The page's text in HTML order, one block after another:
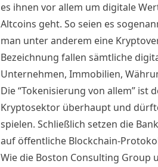
es ihnen vor allem um digitale
Altcoins geht. So seien es
man unter anderem eine
Bezeichnung fallen sämtliche
Unternehmen, Immobilien,
Die “Tokenisierung von allem” ist
Kryptosektor überhaupt und
spielen. Schließlich setzen die
auf öffentliche Blockchain-
Wie die Boston Consulting Group